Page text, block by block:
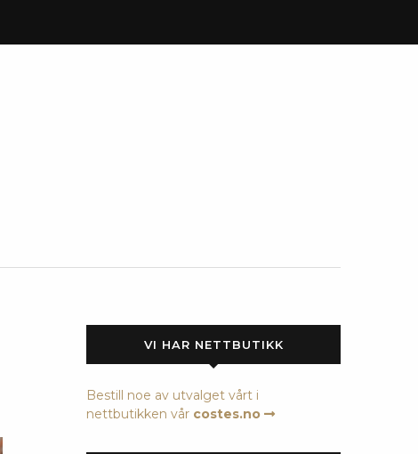
VI HAR NETTBUTIKK
Bestill noe av utvalget vårt i
nettbutikken vår costes.no